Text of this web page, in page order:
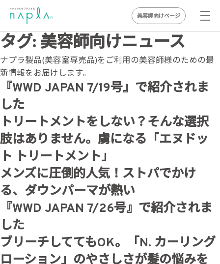
Skip
to
content
美容師向けページ
タグ: 美容師向けニュース
ナプラ製品(美容室専売品)をご利用の美容師様のための最
新情報をお届けします。
『WWD JAPAN 7/19号』で紹介されま
した
トリートメントをしない？そんな選択
肢はありません。虜になる「エヌドッ
ト トリートメント」
メンズに圧倒的人気！ストパでかけ
る、ダウンパーマが熱い
『WWD JAPAN 7/26号』で紹介されま
した
ブリーチしててもOK。「N. カーリング
ローション」のやさしさが髪の悩みを